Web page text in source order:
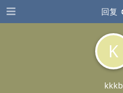
K
kkkb
回复